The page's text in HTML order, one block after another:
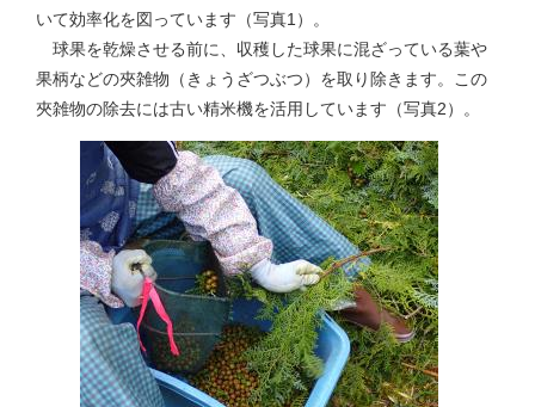
いて効率化を図っています（写真1）。
球果を乾燥させる前に、収穫した球果に混ざっている葉や
果柄などの夾雑物（きょうざつぶつ）を取り除きます。この
夾雑物の除去には古い精米機を活用しています（写真2）。